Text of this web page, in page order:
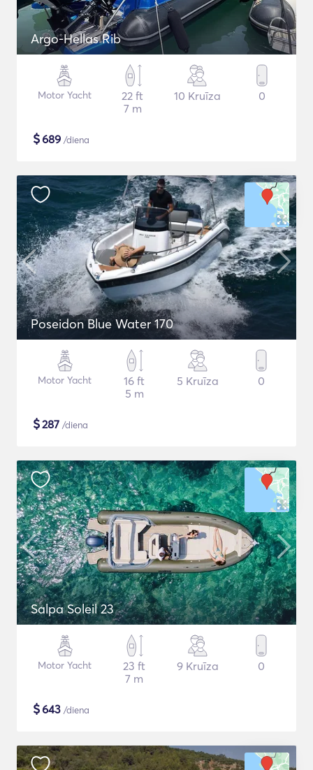
Argo-Hellas Rib
Motor Yacht
22 ft
7 m
10 Kruīza 0
$689 /diena
Poseidon Blue Water 170
Motor Yacht
16 ft
5 m
5 Kruīza 0
$287 /diena
Salpa Soleil 23
Motor Yacht
23 ft
7 m
9 Kruīza 0
$643 /diena